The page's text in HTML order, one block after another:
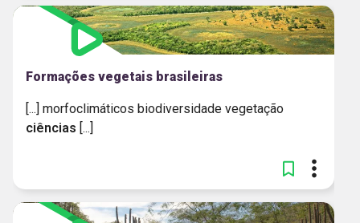
Formações vegetais brasileiras​
[...] morfoclimáticos biodiversidade vegetação
ciências [...]